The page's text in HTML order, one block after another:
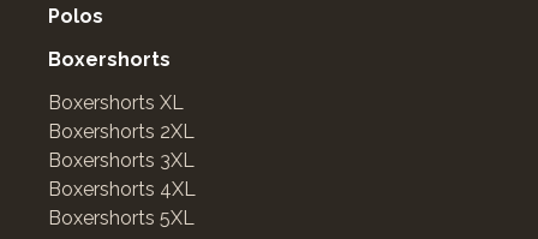
Polos
Boxershorts
Boxershorts XL
Boxershorts 2XL
Boxershorts 3XL
Boxershorts 4XL
Boxershorts 5XL